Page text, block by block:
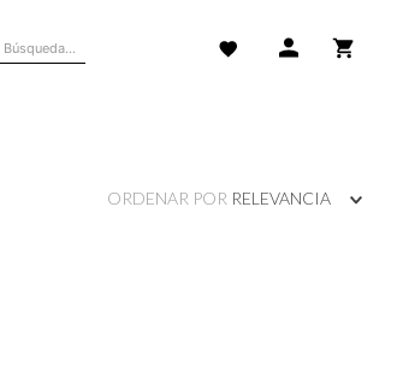
ORDENAR POR RELEVANCIA